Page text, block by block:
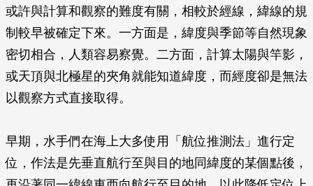
或許與計算和觀察的難度有關，相較於經線，緯線的規
制較早被確定下來。一方面是，緯度與季節等自然現象
密切相合，人類容易察覺。二方面，計算太陽與竿影，
或天頂與北極星的夾角就能知道緯度，而經度卻是無法
以觀察方式直接取得。
早期，水手們在海上大多使用「航位推測法」進行定
位，作法是先垂直航行至與目的地同緯度的某個點後，